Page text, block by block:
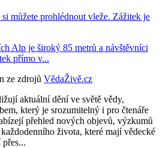
můžete prohlédnout vleže. Zážitek je
Alp je široký 85 metrů a návštěvníci
přímo v...
ze zdrojů VědaŽivě.cz
aktuální dění ve světě vědy,
který je srozumitelný i pro čtenáře
přehled nových objevů, výzkumů
života, které mají vědecké